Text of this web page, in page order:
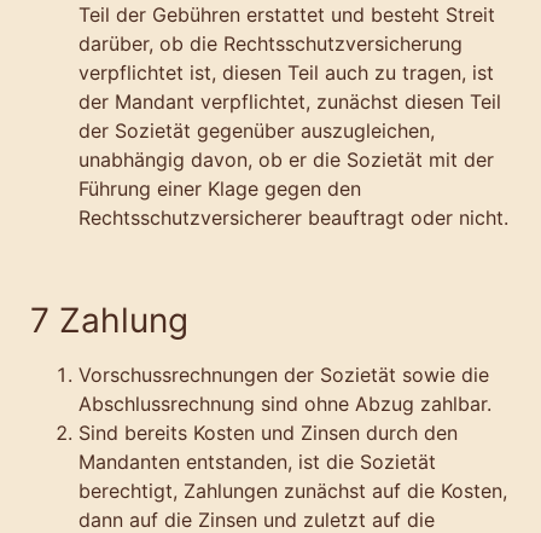
Teil der Gebühren erstattet und besteht Streit
darüber, ob die Rechtsschutzversicherung
verpflichtet ist, diesen Teil auch zu tragen, ist
der Mandant verpflichtet, zunächst diesen Teil
der Sozietät gegenüber auszugleichen,
unabhängig davon, ob er die Sozietät mit der
Führung einer Klage gegen den
Rechtsschutzversicherer beauftragt oder nicht.
7 Zahlung
Vorschussrechnungen der Sozietät sowie die
Abschlussrechnung sind ohne Abzug zahlbar.
Sind bereits Kosten und Zinsen durch den
Mandanten entstanden, ist die Sozietät
berechtigt, Zahlungen zunächst auf die Kosten,
dann auf die Zinsen und zuletzt auf die